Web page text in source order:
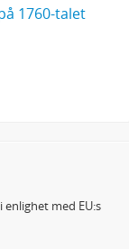
1760-talet
med EU:s